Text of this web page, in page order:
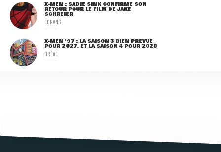
X-MEN : SADIE SINK CONFIRME SON
RETOUR POUR LE FILM DE JAKE
SCHREIER
ECRANS
X-MEN '97 : LA SAISON 3 BIEN PRÉVUE
POUR 2027, ET LA SAISON 4 POUR 2028
BRÈVE